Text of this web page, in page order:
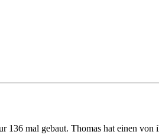
136 mal gebaut. Thomas hat einen